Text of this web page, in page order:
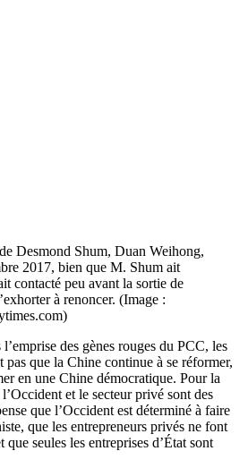
Desmond Shum, Duan Weihong,
2017, bien que M. Shum ait
contacté peu avant la sortie de
à renoncer. (Image :
des gènes rouges du PCC, les
pas que la Chine continue à se réformer,
en une Chine démocratique. Pour la
et le secteur privé sont des
que l’Occident est déterminé à faire
que les entrepreneurs privés ne font
seules les entreprises d’État sont